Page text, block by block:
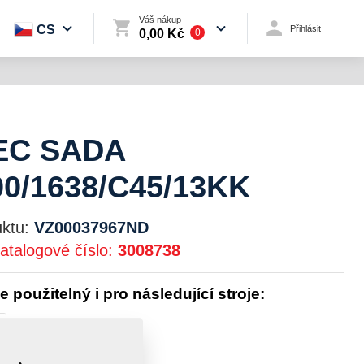
CS
Váš nákup
0,00 Kč 0 Přihlásit
SADA
1638/C45/13KK
VZ00037967ND
číslo: 3008738
použitelný i pro následující stroje: